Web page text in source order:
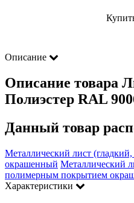
Описание
Описание товара
Полиэстер RAL
Данный товар
Металлический лист
окрашенный Металлический
полимерным покрытием
Характеристики